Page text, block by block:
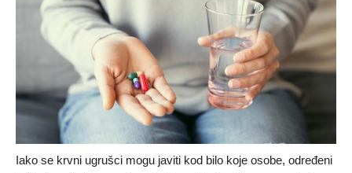
Iako se krvni ugrušci mogu javiti kod bilo koje osobe, određeni